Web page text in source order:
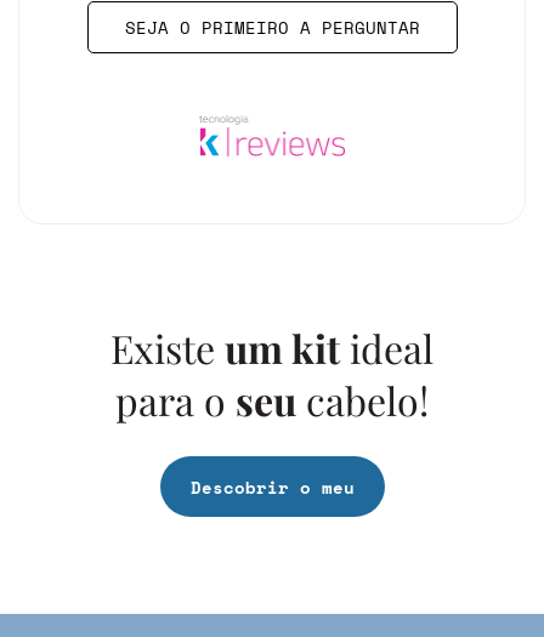
SEJA O PRIMEIRO A PERGUNTAR
Existe um kitideal
para o seu cabelo!
Descobrir o meu